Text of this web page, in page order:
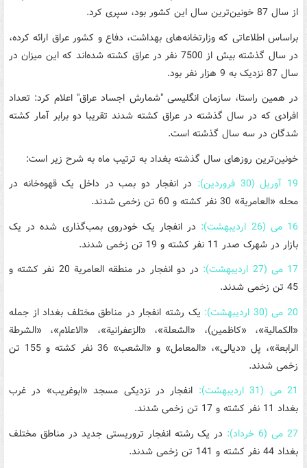
از سال 87 خونین‌ترین سال این کشور بود، سپری کرد.
براساس اطلاعاتی که وزارتخانه‌های بهداشت، دفاع و کشور عراق ارائه کرده،
در سال گذشته بیش از 7500 نفر در عراق کشته شده‌اند که این میزان در
سال 87 نزدیک به 9 هزار نفر بود.
در همین راستا، سازمان انگلیسی "شمارش اجساد عراق" اعلام کرد: تعداد
افرادی که در سال گذشته در عراق کشته شدند تقریبا دو برابر آمار کشته
شدگان در سه سال گذشته است.
خونین‌ترین روزهای سال گذشته بغداد به ترتیب ماه به شرح زیر است:
19 آوریل (30 فروردین):
در انفجار دو بمب در داخل یک قهوه‌خانه در
محله «العامریة» 30 نفر کشته و 60 تن زخمی شدند.
16 می (26 اردیبهشت):
در انفجار یک خودروی بمب‌گذاری شده در یک
بازار در شهرک صدر 11 نفر کشته و 19 تن زخمی شدند.
17 می (27 اردیبهشت):
در دو انفجار در منطقه العامریة 20 نفر کشته و
45 تن زخمی شدند.
20 می (30 اردیبهشت):
یک رشته انفجار در مناطق مختلف بغداد از جمله
«الکمالیة»، «کاظمین)، «الشعلة»، «الزعفرانیة»، «الاعلام»، «الشرطة
الرابعة»، پل «دیالی»، «المعامل» و «الشعب» 36 نفر کشته و 155 تن
زخمی شدند.
21 می (31 اردیبهشت):
انفجار در نزدیکی مسجد «ابوغریب» در غرب
بغداد 11 نفر کشته و 17 تن زخمی شدند.
27 می (6 خرداد):
در یک رشته انفجار تروریستی جدید در مناطق مختلف
بغداد 44 نفر کشته و 141 تن زخمی شدند.